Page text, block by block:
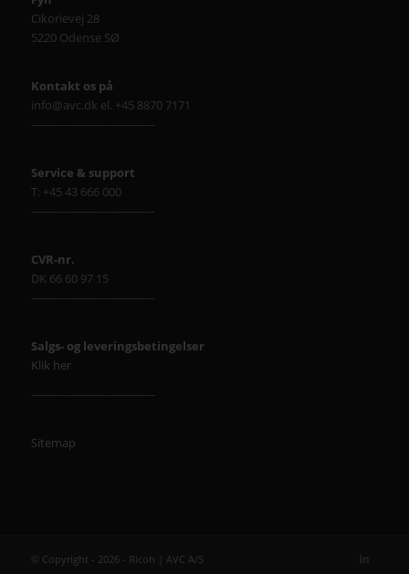
Cikorievej 28
5220 Odense SØ
Kontakt os på
info@avc.dk el. +45 8870 7171
----------------------------------
Service & support
T: +45 43 666 000
----------------------------------
CVR-nr.
DK 66 60 97 15
----------------------------------
Salgs- og leveringsbetingelser
Klik her
----------------------------------
Sitemap
© Copyright - 2026 - Ricoh | AVC A/S